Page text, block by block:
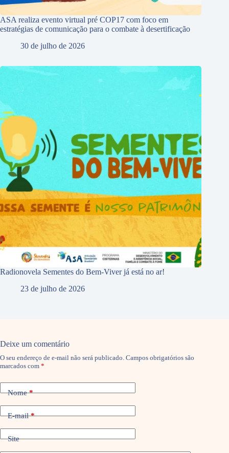
ASA realiza evento virtual pré COP17 com foco em
estratégias de comunicação para o combate à desertificação
30 de julho de 2026
Radionovela Sementes do Bem-Viver já está no ar!
23 de julho de 2026
Deixe um comentário
O seu endereço de e-mail não será publicado. Campos obrigatórios são
marcados com *
Nome*
E-mail*
Site